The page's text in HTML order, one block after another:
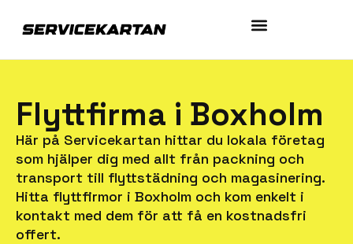
Flyttfirma i Boxholm
Här på Servicekartan hittar du lokala företag
som hjälper dig med allt från packning och
transport till flyttstädning och magasinering.
Hitta flyttfirmor i Boxholm och kom enkelt i
kontakt med dem för att få en kostnadsfri
offert.